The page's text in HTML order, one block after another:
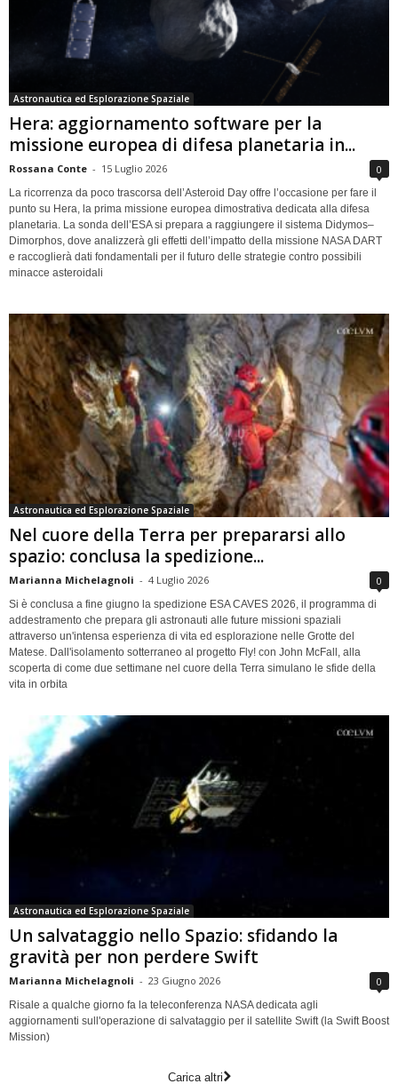
Astronautica ed Esplorazione Spaziale
Hera: aggiornamento software per la
missione europea di difesa planetaria in...
Rossana Conte - 15 Luglio 2026 0
La ricorrenza da poco trascorsa dell’Asteroid Day offre l’occasione per fare il
punto su Hera, la prima missione europea dimostrativa dedicata alla difesa
planetaria. La sonda dell’ESA si prepara a raggiungere il sistema Didymos–
Dimorphos, dove analizzerà gli effetti dell’impatto della missione NASA DART
e raccoglierà dati fondamentali per il futuro delle strategie contro possibili
minacce asteroidali
Astronautica ed Esplorazione Spaziale
Nel cuore della Terra per prepararsi allo
spazio: conclusa la spedizione...
Marianna Michelagnoli - 4 Luglio 2026 0
Si è conclusa a fine giugno la spedizione ESA CAVES 2026, il programma di
addestramento che prepara gli astronauti alle future missioni spaziali
attraverso un'intensa esperienza di vita ed esplorazione nelle Grotte del
Matese. Dall'isolamento sotterraneo al progetto Fly! con John McFall, alla
scoperta di come due settimane nel cuore della Terra simulano le sfide della
vita in orbita
Astronautica ed Esplorazione Spaziale
Un salvataggio nello Spazio: sfidando la
gravità per non perdere Swift
Marianna Michelagnoli - 23 Giugno 2026 0
Risale a qualche giorno fa la teleconferenza NASA dedicata agli
aggiornamenti sull'operazione di salvataggio per il satellite Swift (la Swift Boost
Mission)
Carica altri